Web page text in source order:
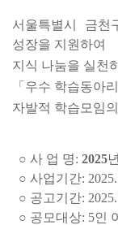
서울특별시 금천
성장을 지원하여
지식 나눔을 실천
「 우수 학습동아
자발적 학습모임
○ 사 업 명: 2025
○ 사업기간:
○ 공고기간:
○ 공모대상: 5인